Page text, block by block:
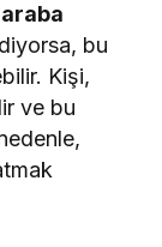
araba
bu
Kişi,
ve bu